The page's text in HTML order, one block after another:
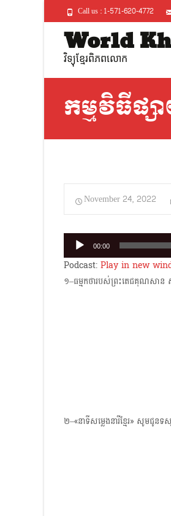
Call us : 1-571-620-4772
World
វិទ្យុខ្មែរពិភពលោក
កម្មវិធីផ្ស
November 24, 2022
Audio
Player
00:00
Podcast: Play in new
១–ធម្មកថារបស់ព្រះតេជគុណសាន សុ
២–«នាទីសម្លេងនារីខ្មែរ» សូមជូន